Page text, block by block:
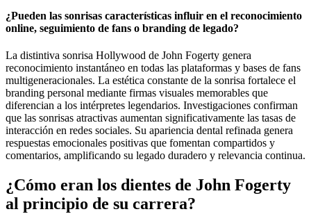
¿Pueden las sonrisas características influir en el reconocimiento
online, seguimiento de fans o branding de legado?
La distintiva sonrisa Hollywood de John Fogerty genera
reconocimiento instantáneo en todas las plataformas y bases de fans
multigeneracionales. La estética constante de la sonrisa fortalece el
branding personal mediante firmas visuales memorables que
diferencian a los intérpretes legendarios. Investigaciones confirman
que las sonrisas atractivas aumentan significativamente las tasas de
interacción en redes sociales. Su apariencia dental refinada genera
respuestas emocionales positivas que fomentan compartidos y
comentarios, amplificando su legado duradero y relevancia continua.
¿Cómo eran los dientes de John Fogerty
al principio de su carrera?